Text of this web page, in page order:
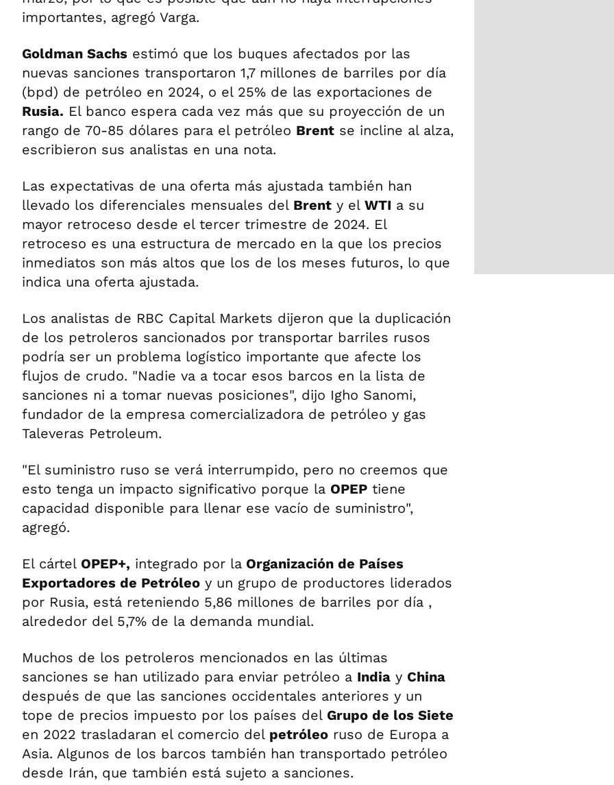
importantes, agregó Varga.
Goldman Sachs estimó que los buques afectados por las
nuevas sanciones transportaron 1,7 millones de barriles por día
(bpd) de petróleo en 2024, o el 25% de las exportaciones de
Rusia. El banco espera cada vez más que su proyección de un
rango de 70-85 dólares para el petróleo Brent se incline al alza,
escribieron sus analistas en una nota.
Las expectativas de una oferta más ajustada también han
llevado los diferenciales mensuales del Brent y el WTI a su
mayor retroceso desde el tercer trimestre de 2024. El
retroceso es una estructura de mercado en la que los precios
inmediatos son más altos que los de los meses futuros, lo que
indica una oferta ajustada.
Los analistas de RBC Capital Markets dijeron que la duplicación
de los petroleros sancionados por transportar barriles rusos
podría ser un problema logístico importante que afecte los
flujos de crudo. "Nadie va a tocar esos barcos en la lista de
sanciones ni a tomar nuevas posiciones", dijo Igho Sanomi,
fundador de la empresa comercializadora de petróleo y gas
Taleveras Petroleum.
"El suministro ruso se verá interrumpido, pero no creemos que
esto tenga un impacto significativo porque la OPEP tiene
capacidad disponible para llenar ese vacío de suministro",
agregó.
El cártel OPEP+, integrado por la Organización de Países
Exportadores de Petróleo y un grupo de productores liderados
por Rusia, está reteniendo 5,86 millones de barriles por día ,
alrededor del 5,7% de la demanda mundial.
Muchos de los petroleros mencionados en las últimas
sanciones se han utilizado para enviar petróleo a India y China
después de que las sanciones occidentales anteriores y un
tope de precios impuesto por los países del Grupo de los Siete
en 2022 trasladaran el comercio del petróleo ruso de Europa a
Asia. Algunos de los barcos también han transportado petróleo
desde Irán, que también está sujeto a sanciones.